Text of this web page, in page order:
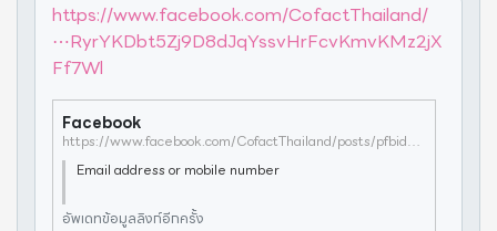
https://www.facebook.com/CofactThailand/
⋯RyrYKDbt5Zj9D8dJqYssvHrFcvKmvKMz2jX
Ff7Wl
Facebook
https://www.facebook.com/CofactThailand/posts/pfbid02MzvdxPfyiVpr3T5cLf4ZXmMNoRyrYKDbt5Zj9D8dJqYssvHrFcvKmvKMz2jXFf7Wl
Email address or mobile number
อัพเดทข้อมูลลิงก์อีกครั้ง